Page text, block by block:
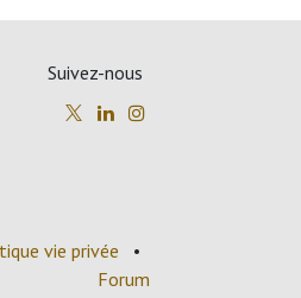
Suivez-nous
vie privée
•
Forum